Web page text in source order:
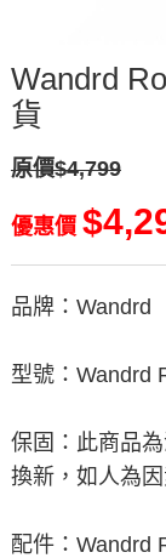
Wandrd
貨
原價$4,799
優惠價
品牌：Wandrd
型號：Wandrd
保固：此商品
換新，如人為
配件：Wandrd